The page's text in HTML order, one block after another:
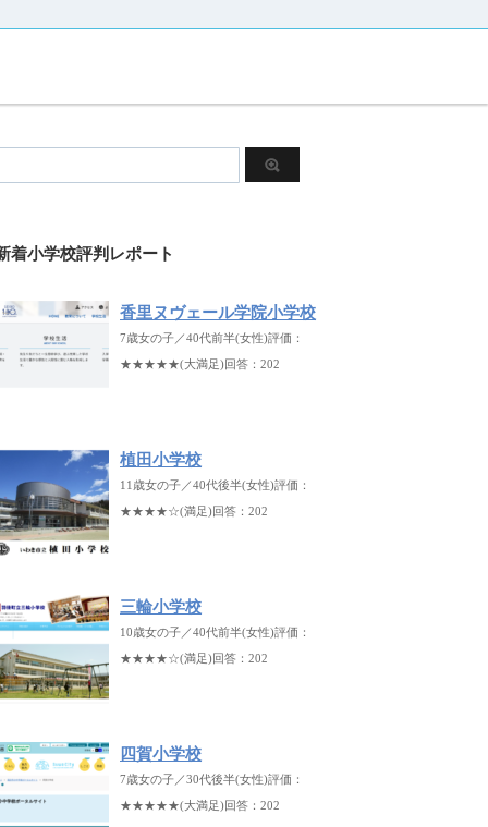
着小学校評判レポート
香里ヌヴェール学院小学校
7歳女の子／40代前半(女性)評価：
★★★★★(大満足)回答：202
植田小学校
11歳女の子／40代後半(女性)評価：
★★★★☆(満足)回答：202
三輪小学校
10歳女の子／40代前半(女性)評価：
★★★★☆(満足)回答：202
四賀小学校
7歳女の子／30代後半(女性)評価：
★★★★★(大満足)回答：202